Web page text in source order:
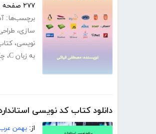
۲۷۷ صفحه
برچسب‌ها:
سازی،
نویسی،
به زبان C
،
دانلود کتاب کد نویسی
از: بهمن